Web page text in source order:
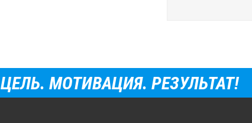
ЦЕЛЬ. МОТИВАЦИЯ. РЕЗУЛЬТАТ!